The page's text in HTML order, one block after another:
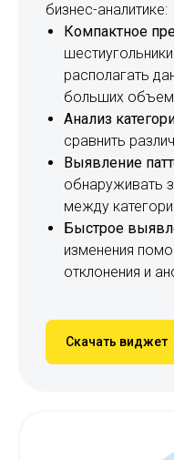
бизнес-аналитике:
Компактное
располагать
больших
Анализ
сравнить
Выявление
обнаруживать
между
Быстрое
изменения
отклонения и
Скачать виджет